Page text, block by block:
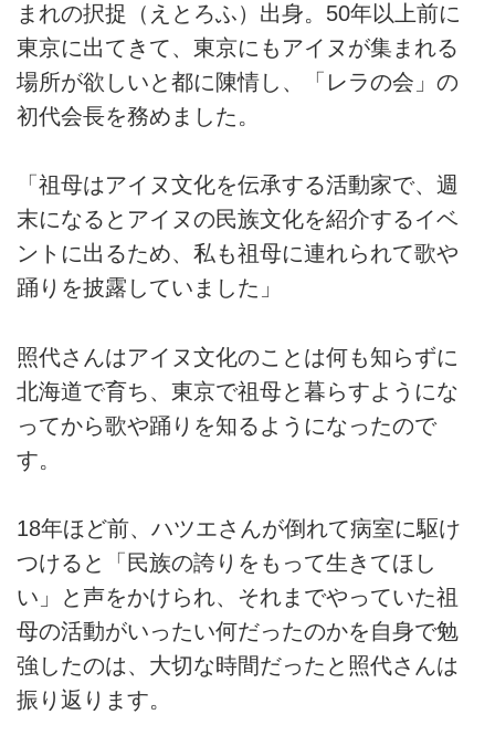
まれの択捉（えとろふ）出身。50年以上前に
東京に出てきて、東京にもアイヌが集まれる
場所が欲しいと都に陳情し、「レラの会」の
初代会長を務めました。
「祖母はアイヌ文化を伝承する活動家で、週
末になるとアイヌの民族文化を紹介するイベ
ントに出るため、私も祖母に連れられて歌や
踊りを披露していました」
照代さんはアイヌ文化のことは何も知らずに
北海道で育ち、東京で祖母と暮らすようにな
ってから歌や踊りを知るようになったので
す。
18年ほど前、ハツエさんが倒れて病室に駆け
つけると「民族の誇りをもって生きてほし
い」と声をかけられ、それまでやっていた祖
母の活動がいったい何だったのかを自身で勉
強したのは、大切な時間だったと照代さんは
振り返ります。